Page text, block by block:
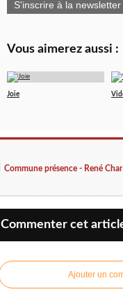
S'inscrire à la newsletter
Vous aimerez aussi :
Joie
Commune présence - René Char
Commenter cet
Ajouter un